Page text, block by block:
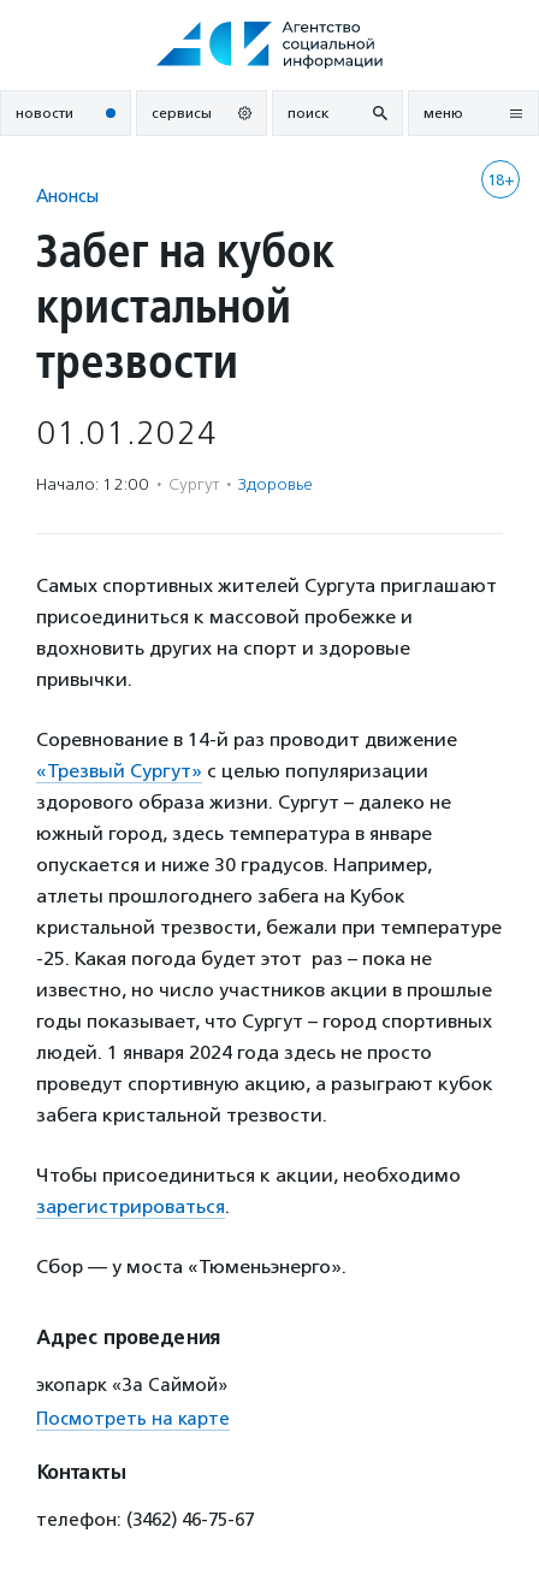
новости сервисы поиск меню
18+
Анонсы
Забег на кубок
кристальной
трезвости
01.01.2024
Начало: 12:00 · Сургут · Здоровье
Самых спортивных жителей Сургута приглашают
присоединиться к массовой пробежке и
вдохновить других на спорт и здоровые
привычки.
Соревнование в 14-й раз проводит движение
«Трезвый Сургут» с целью популяризации
здорового образа жизни. Сургут – далеко не
южный город, здесь температура в январе
опускается и ниже 30 градусов. Например,
атлеты прошлогоднего забега на Кубок
кристальной трезвости, бежали при температуре
-25. Какая погода будет этот раз – пока не
известно, но число участников акции в прошлые
годы показывает, что Сургут – город спортивных
людей. 1 января 2024 года здесь не просто
проведут спортивную акцию, а разыграют кубок
забега кристальной трезвости.
Чтобы присоединиться к акции, необходимо
зарегистрироваться.
Сбор — у моста «Тюменьэнерго».
Адрес проведения
экопарк «За Саймой»
Посмотреть на карте
Контакты
телефон: (3462) 46-75-67